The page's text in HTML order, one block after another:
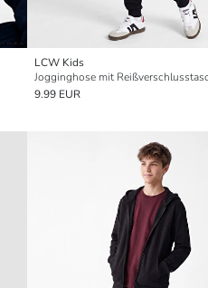
LCW Kids
9.99 EUR